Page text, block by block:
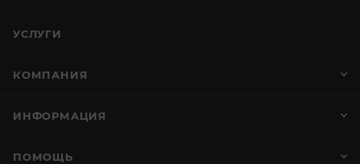
УСЛУГИ
КОМПАНИЯ
ИНФОРМАЦИЯ
ПОМОЩЬ